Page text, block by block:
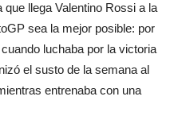
llega Valentino Rossi a la
sea la mejor posible: por
luchaba por la victoria
el susto de la semana al
entrenaba con una